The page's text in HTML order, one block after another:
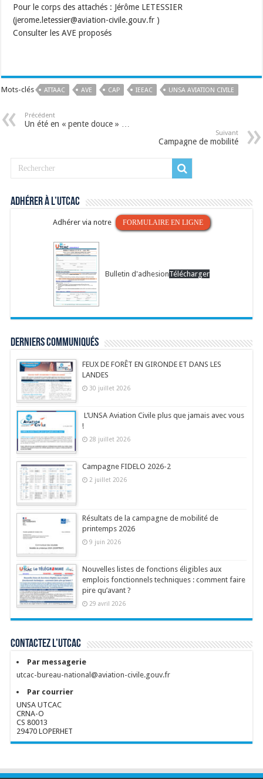
Pour le corps des attachés : Jérôme LETESSIER
(jerome.letessier@aviation-civile.gouv.fr )
Consulter les AVE proposés
Mots-clés ATTAAC AVE CAP IEEAC UNSA AVIATION CIVILE
Précédent
Un été en « pente douce » …
Suivant
Campagne de mobilité
Adhérer à l’UTCAC
Adhérer via notre FORMULAIRE EN LIGNE
Bulletin d'adhesionTélécharger
Derniers communiqués
FEUX DE FORÊT EN GIRONDE ET DANS LES
LANDES
30 juillet 2026
L’UNSA Aviation Civile plus que jamais avec vous
!
28 juillet 2026
Campagne FIDELO 2026-2
2 juillet 2026
Résultats de la campagne de mobilité de
printemps 2026
9 juin 2026
Nouvelles listes de fonctions éligibles aux
emplois fonctionnels techniques : comment faire
pire qu’avant ?
29 avril 2026
Contactez l’UTCAC
Par messagerie
utcac-bureau-national@aviation-civile.gouv.fr
Par courrier
UNSA UTCAC
CRNA-O
CS 80013
29470 LOPERHET